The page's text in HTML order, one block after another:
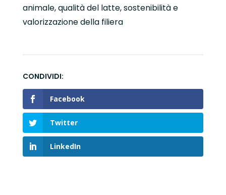
animale, qualità del latte, sostenibilità e
valorizzazione della filiera
Facebook
Twitter
LinkedIn